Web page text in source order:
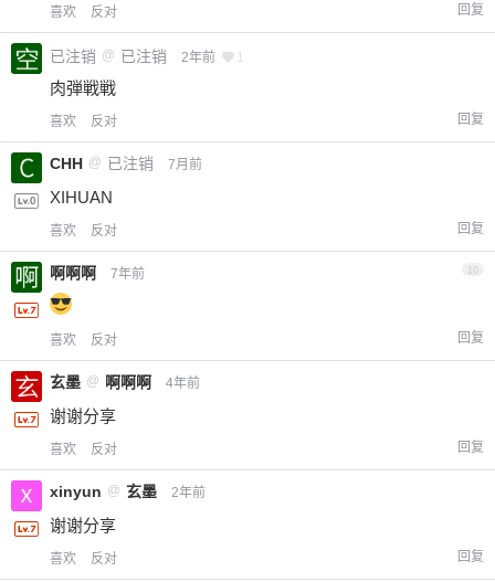
喜欢 反对 回复
已注销 @ 已注销 2年前 1
肉弾戦戦
喜欢 反对 回复
CHH @ 已注销 7月前
XIHUAN
喜欢 反对 回复
啊啊啊 7年前
喜欢 反对 回复
玄墨 @ 啊啊啊 4年前
谢谢分享
喜欢 反对 回复
xinyun @ 玄墨 2年前
谢谢分享
喜欢 反对 回复